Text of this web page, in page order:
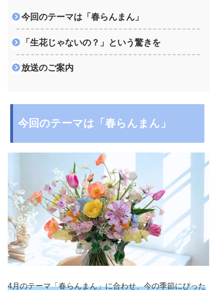
今回のテーマは「春らんまん」
「生花じゃないの？」という驚きを
放送のご案内
今回のテーマは「春らんまん」
4月のテーマ「春らんまん」に合わせ、今の季節にぴった